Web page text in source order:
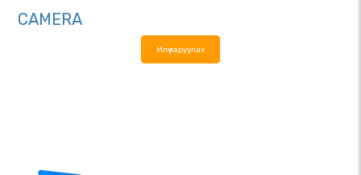
CAMERA
Илүү харуулах